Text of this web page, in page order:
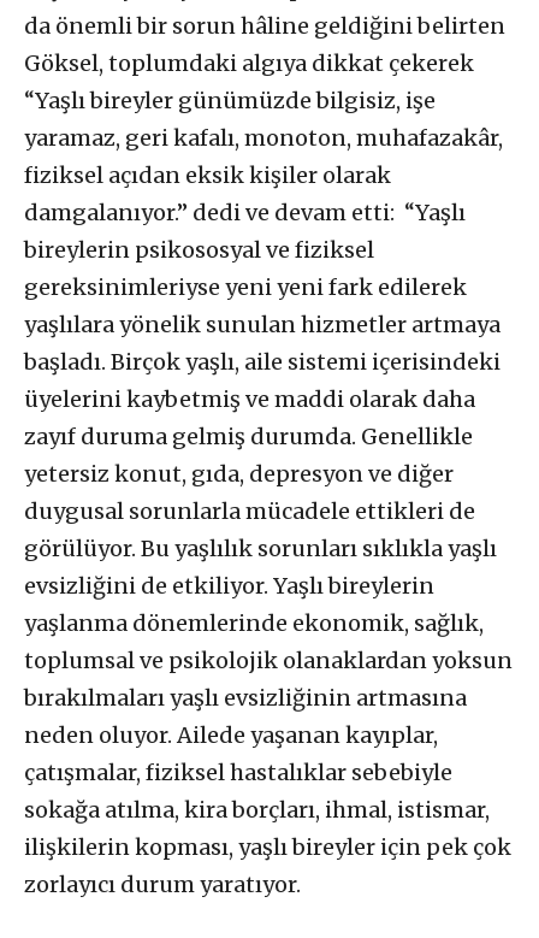
da önemli bir sorun hâline geldiğini belirten
Göksel, toplumdaki algıya dikkat çekerek
“Yaşlı bireyler günümüzde bilgisiz, işe
yaramaz, geri kafalı, monoton, muhafazakâr,
fiziksel açıdan eksik kişiler olarak
damgalanıyor.” dedi ve devam etti: “Yaşlı
bireylerin psikososyal ve fiziksel
gereksinimleriyse yeni yeni fark edilerek
yaşlılara yönelik sunulan hizmetler artmaya
başladı. Birçok yaşlı, aile sistemi içerisindeki
üyelerini kaybetmiş ve maddi olarak daha
zayıf duruma gelmiş durumda. Genellikle
yetersiz konut, gıda, depresyon ve diğer
duygusal sorunlarla mücadele ettikleri de
görülüyor. Bu yaşlılık sorunları sıklıkla yaşlı
evsizliğini de etkiliyor. Yaşlı bireylerin
yaşlanma dönemlerinde ekonomik, sağlık,
toplumsal ve psikolojik olanaklardan yoksun
bırakılmaları yaşlı evsizliğinin artmasına
neden oluyor. Ailede yaşanan kayıplar,
çatışmalar, fiziksel hastalıklar sebebiyle
sokağa atılma, kira borçları, ihmal, istismar,
ilişkilerin kopması, yaşlı bireyler için pek çok
zorlayıcı durum yaratıyor.